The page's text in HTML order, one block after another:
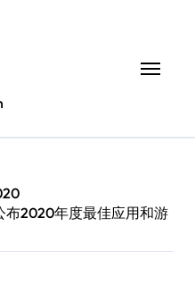
布2020年度最佳应用和游